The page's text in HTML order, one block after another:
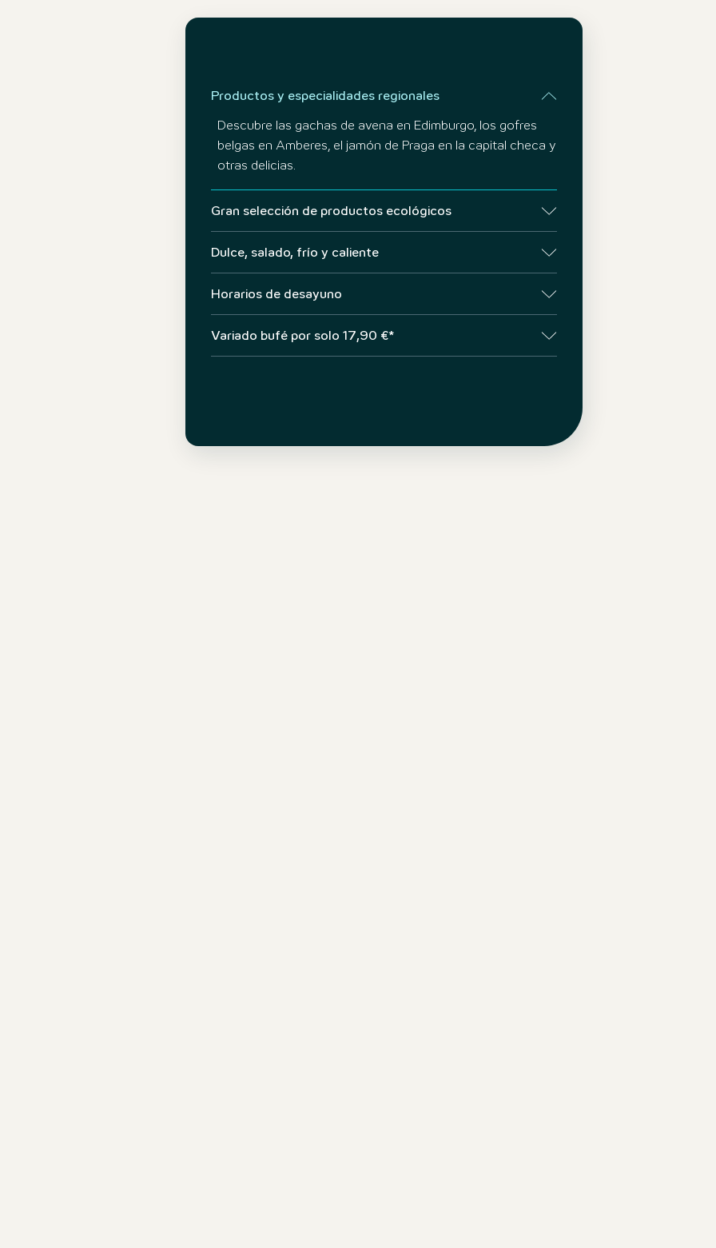
Productos y especialidades regionales
Descubre las gachas de avena en Edimburgo, los gofres
belgas en Amberes, el jamón de Praga en la capital checa y
otras delicias.
Gran selección de productos ecológicos
Dulce, salado, frío y caliente
Horarios de desayuno
Variado bufé por solo 17,90 €*